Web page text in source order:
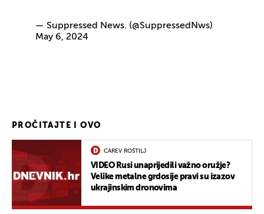
— Suppressed News. (@SuppressedNws)
May 6, 2024
PROČITAJTE I OVO
CAREV ROŠTILJ
VIDEO Rusi unaprijedili važno oružje?
Velike metalne grdosije pravi su izazov
ukrajinskim dronovima